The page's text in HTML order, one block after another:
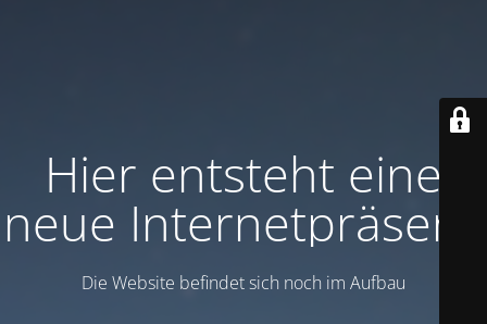
Hier entsteht eine
neue Internetpräsenz
Die Website befindet sich noch im Aufbau